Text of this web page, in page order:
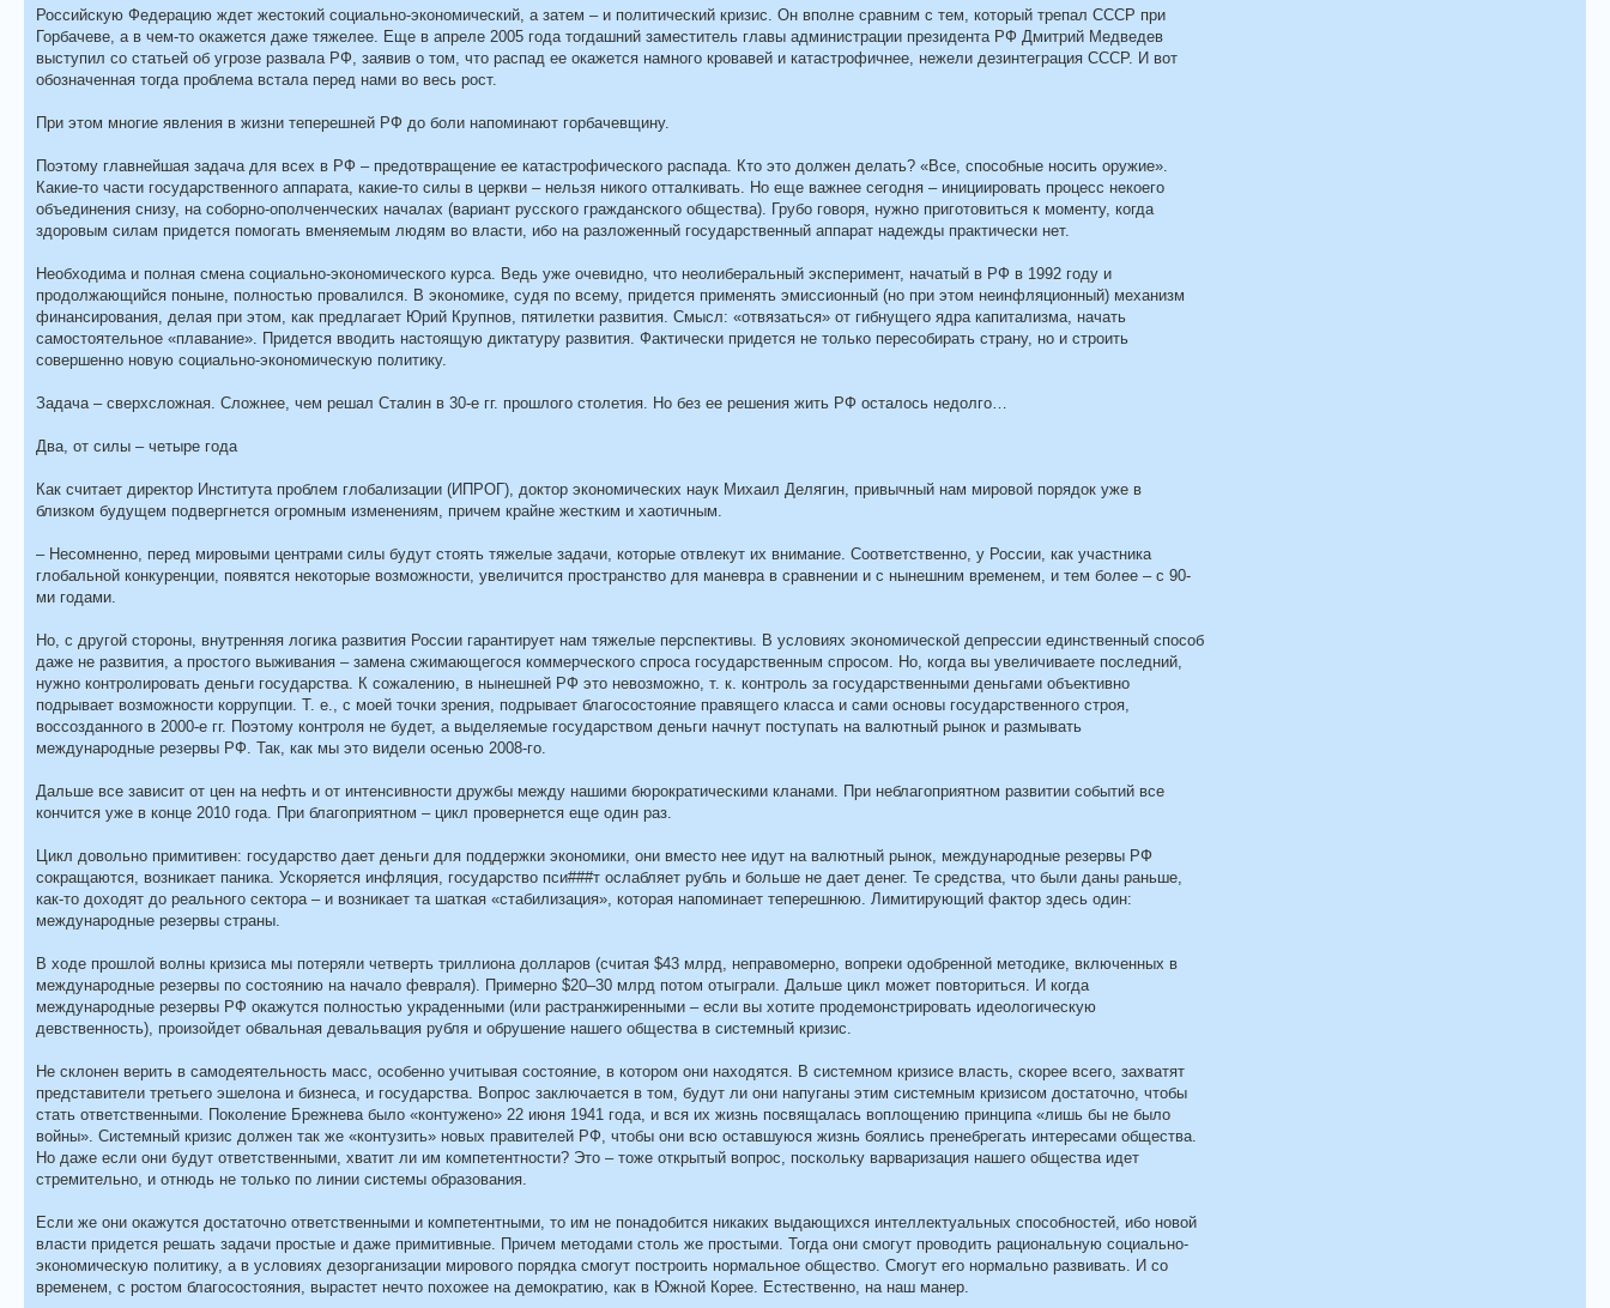
Российскую Федерацию ждет жестокий социально-экономический, а затем – и политический кризис. Он вполне сравним с тем, который трепал СССР при
Горбачеве, а в чем-то окажется даже тяжелее. Еще в апреле 2005 года тогдашний заместитель главы администрации президента РФ Дмитрий Медведев
выступил со статьей об угрозе развала РФ, заявив о том, что распад ее окажется намного кровавей и катастрофичнее, нежели дезинтеграция СССР. И вот
обозначенная тогда проблема встала перед нами во весь рост.
При этом многие явления в жизни теперешней РФ до боли напоминают горбачевщину.
Поэтому главнейшая задача для всех в РФ – предотвращение ее катастрофического распада. Кто это должен делать? «Все, способные носить оружие».
Какие-то части государственного аппарата, какие-то силы в церкви – нельзя никого отталкивать. Но еще важнее сегодня – инициировать процесс некоего
объединения снизу, на соборно-ополченческих началах (вариант русского гражданского общества). Грубо говоря, нужно приготовиться к моменту, когда
здоровым силам придется помогать вменяемым людям во власти, ибо на разложенный государственный аппарат надежды практически нет.
Необходима и полная смена социально-экономического курса. Ведь уже очевидно, что неолиберальный эксперимент, начатый в РФ в 1992 году и
продолжающийся поныне, полностью провалился. В экономике, судя по всему, придется применять эмиссионный (но при этом неинфляционный) механизм
финансирования, делая при этом, как предлагает Юрий Крупнов, пятилетки развития. Смысл: «отвязаться» от гибнущего ядра капитализма, начать
самостоятельное «плавание». Придется вводить настоящую диктатуру развития. Фактически придется не только пересобирать страну, но и строить
совершенно новую социально-экономическую политику.
Задача – сверхсложная. Сложнее, чем решал Сталин в 30-е гг. прошлого столетия. Но без ее решения жить РФ осталось недолго…
Два, от силы – четыре года
Как считает директор Института проблем глобализации (ИПРОГ), доктор экономических наук Михаил Делягин, привычный нам мировой порядок уже в
близком будущем подвергнется огромным изменениям, причем крайне жестким и хаотичным.
– Несомненно, перед мировыми центрами силы будут стоять тяжелые задачи, которые отвлекут их внимание. Соответственно, у России, как участника
глобальной конкуренции, появятся некоторые возможности, увеличится пространство для маневра в сравнении и с нынешним временем, и тем более – с 90-
ми годами.
Но, с другой стороны, внутренняя логика развития России гарантирует нам тяжелые перспективы. В условиях экономической депрессии единственный способ
даже не развития, а простого выживания – замена сжимающегося коммерческого спроса государственным спросом. Но, когда вы увеличиваете последний,
нужно контролировать деньги государства. К сожалению, в нынешней РФ это невозможно, т. к. контроль за государственными деньгами объективно
подрывает возможности коррупции. Т. е., с моей точки зрения, подрывает благосостояние правящего класса и сами основы государственного строя,
воссозданного в 2000-е гг. Поэтому контроля не будет, а выделяемые государством деньги начнут поступать на валютный рынок и размывать
международные резервы РФ. Так, как мы это видели осенью 2008-го.
Дальше все зависит от цен на нефть и от интенсивности дружбы между нашими бюрократическими кланами. При неблагоприятном развитии событий все
кончится уже в конце 2010 года. При благоприятном – цикл провернется еще один раз.
Цикл довольно примитивен: государство дает деньги для поддержки экономики, они вместо нее идут на валютный рынок, международные резервы РФ
сокращаются, возникает паника. Ускоряется инфляция, государство пси###т ослабляет рубль и больше не дает денег. Те средства, что были даны раньше,
как-то доходят до реального сектора – и возникает та шаткая «стабилизация», которая напоминает теперешнюю. Лимитирующий фактор здесь один:
международные резервы страны.
В ходе прошлой волны кризиса мы потеряли четверть триллиона долларов (считая $43 млрд, неправомерно, вопреки одобренной методике, включенных в
международные резервы по состоянию на начало февраля). Примерно $20–30 млрд потом отыграли. Дальше цикл может повториться. И когда
международные резервы РФ окажутся полностью украденными (или растранжиренными – если вы хотите продемонстрировать идеологическую
девственность), произойдет обвальная девальвация рубля и обрушение нашего общества в системный кризис.
Не склонен верить в самодеятельность масс, особенно учитывая состояние, в котором они находятся. В системном кризисе власть, скорее всего, захватят
представители третьего эшелона и бизнеса, и государства. Вопрос заключается в том, будут ли они напуганы этим системным кризисом достаточно, чтобы
стать ответственными. Поколение Брежнева было «контужено» 22 июня 1941 года, и вся их жизнь посвящалась воплощению принципа «лишь бы не было
войны». Системный кризис должен так же «контузить» новых правителей РФ, чтобы они всю оставшуюся жизнь боялись пренебрегать интересами общества.
Но даже если они будут ответственными, хватит ли им компетентности? Это – тоже открытый вопрос, поскольку варваризация нашего общества идет
стремительно, и отнюдь не только по линии системы образования.
Если же они окажутся достаточно ответственными и компетентными, то им не понадобится никаких выдающихся интеллектуальных способностей, ибо новой
власти придется решать задачи простые и даже примитивные. Причем методами столь же простыми. Тогда они смогут проводить рациональную социально-
экономическую политику, а в условиях дезорганизации мирового порядка смогут построить нормальное общество. Смогут его нормально развивать. И со
временем, с ростом благосостояния, вырастет нечто похожее на демократию, как в Южной Корее. Естественно, на наш манер.